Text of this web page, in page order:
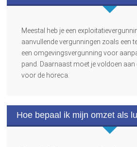
Meestal heb je een
aanvullende vergunningen zoals een
een omgevingsvergunning voor
pand. Daarnaast moet je voldoen aan
voor de horeca.
Hoe bepaal ik mijn omzet als